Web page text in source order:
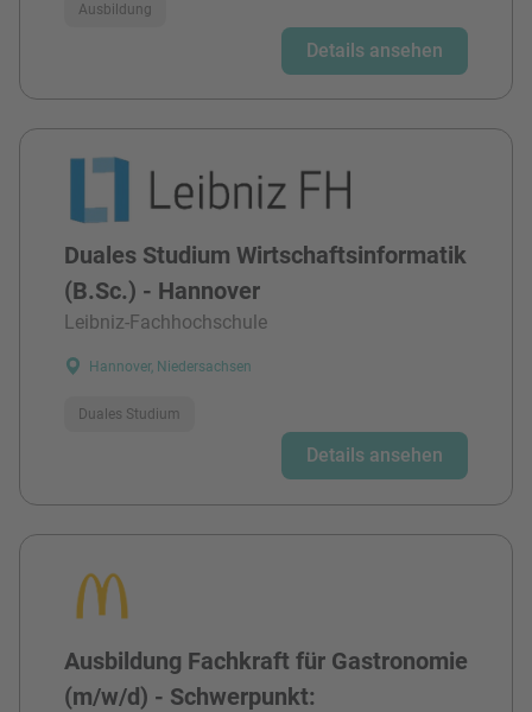
Ausbildung
Details ansehen
Duales Studium Wirtschaftsinformatik
(B.Sc.) - Hannover
Leibniz-Fachhochschule
Hannover, Niedersachsen
Duales Studium
Details ansehen
Ausbildung Fachkraft für Gastronomie
(m/w/d) - Schwerpunkt: